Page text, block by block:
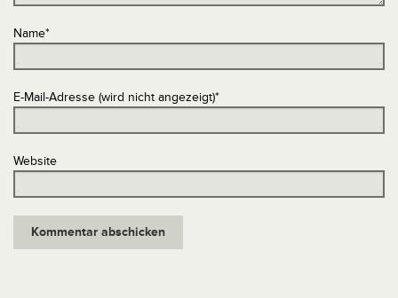
Name*
E-Mail-Adresse (wird nicht angezeigt)*
Website